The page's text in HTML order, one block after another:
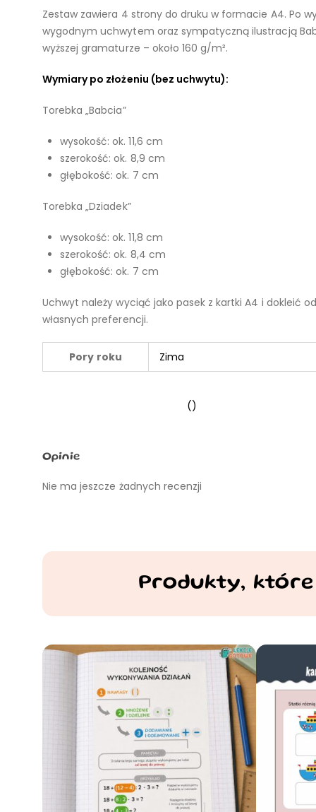
Zestaw zawiera 4 strony do druku w formacie A4. Po
wygodnym uchwytem oraz sympatyczną ilustracją
wyższej gramaturze – około 160 g/m².
Wymiary po złożeniu (bez uchwytu):
Torebka „Babcia”
wysokość: ok. 11,6 cm
szerokość: ok. 8,9 cm
głębokość: ok. 7 cm
Torebka „Dziadek”
wysokość: ok. 11,8 cm
szerokość: ok. 8,4 cm
głębokość: ok. 7 cm
Uchwyt należy wyciąć jako pasek z kartki A4 i dokleić
własnych preferencji.
Pory roku Zima
()
Opinie
Nie ma jeszcze żadnych recenzji
Produkty, które